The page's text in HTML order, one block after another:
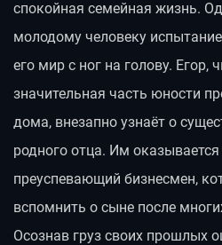
спокойная семейная жизнь.
молодому человеку
его мир с ног на голову. Егор,
значительная часть юности
дома, внезапно узнаёт о
родного отца. Им
преуспевающий бизнесмен,
вспомнить о сыне после
Осознав груз своих прошлых